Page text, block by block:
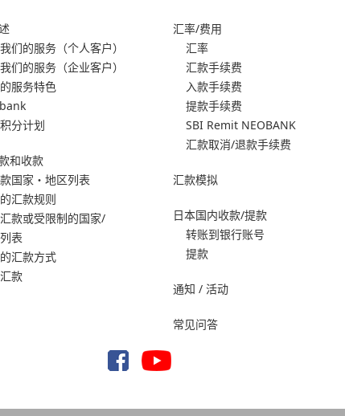
们的服务 （个人客户）
们的服务 （企业客户）
服务特色
分计划
和收款
国家・地区列表
汇款规则
款或受限制的国家/
表
汇款方式
款
汇率/费用
汇率
汇款手续费
入款手续费
提款手续费
SBI Remit NEOBANK
汇款取消/退款手续费
汇款模拟
日本国内收款/提款
转账到银行账号
提款
通知 / 活动
常见问答